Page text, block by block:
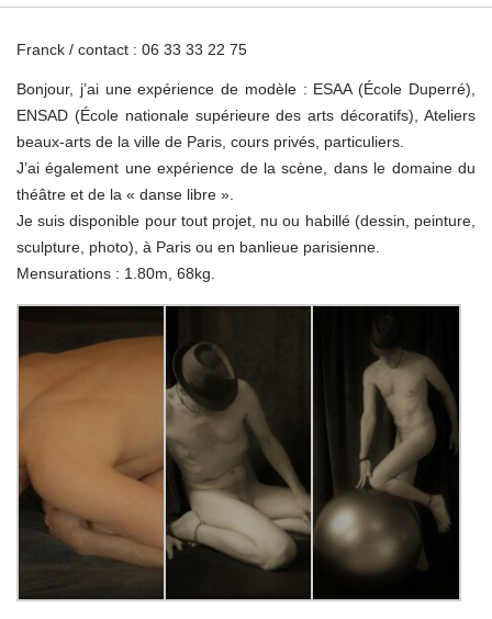
Franck / contact : 06 33 33 22 75
Bonjour, j’ai une expérience de modèle : ESAA (École Duperré),
ENSAD (École nationale supérieure des arts décoratifs), Ateliers
beaux-arts de la ville de Paris, cours privés, particuliers.
J’ai également une expérience de la scène, dans le domaine du
théâtre et de la « danse libre ».
Je suis disponible pour tout projet, nu ou habillé (dessin, peinture,
sculpture, photo), à Paris ou en banlieue parisienne.
Mensurations : 1.80m, 68kg.